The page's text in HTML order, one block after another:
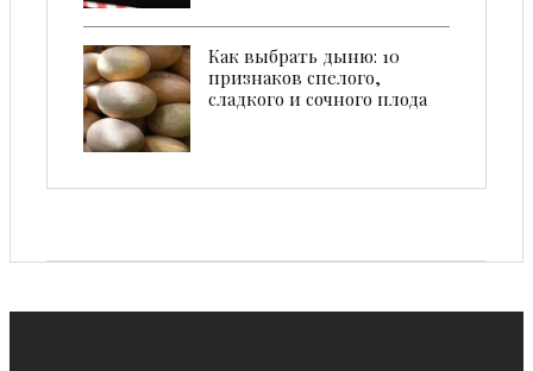
Как выбрать дыню: 10
признаков спелого,
сладкого и сочного плода